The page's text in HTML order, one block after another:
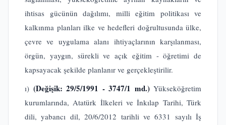
ihtisas gücünün dağılımı, milli eğitim politikası ve
kalkınma planları ilke ve hedefleri doğrultusunda ülke,
çevre ve uygulama alanı ihtiyaçlarının karşılanması,
örgün, yaygın, sürekli ve açık eğitim - öğretimi de
kapsayacak şekilde planlanır ve gerçekleştirilir.
ı) (Değişik: 29/5/1991 - 3747/1 md.)Yükseköğretim
kurumlarında, Atatürk İlkeleri ve İnkılap Tarihi, Türk
dili, yabancı dil, 20/6/2012 tarihli ve 6331 sayılı İş